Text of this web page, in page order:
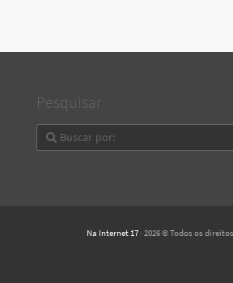
Pesquisar
Na Internet 17· 2026 © Todos os